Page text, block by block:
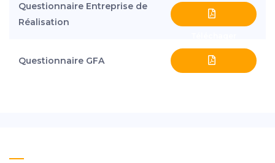
Questionnaire Entreprise de
Réalisation
Questionnaire GFA